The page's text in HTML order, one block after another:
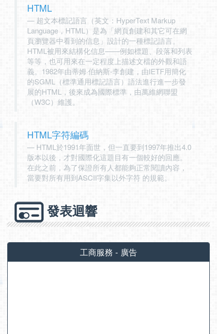
HTML
超文本標記語言（英文：HyperText Markup
Language，HTML）是為「網頁創建和其它可在網
頁瀏覽器中看到的信息」設計的一種標記語言。
HTML被用來結構化信息——例如標題、段落和列表
等等，也可用來在一定程度上描述文檔的外觀和語
義。1982年由蒂姆·伯納斯-李創建，由IETF用簡化
的SGML（標準通用標記語言）語法進行進一步發
展的HTML，後來成為國際標準，由萬維網聯盟
（W3C）維護。
HTML字符編碼
HTML於1991年面世，但一直要到1997年推出4.0
版本以後，才對國際化這題目有一個較好的回應。
在此之前，為了保證所有人都能夠正常閱讀內容，
當要對所有用到ASCII字集以外字符 的規範。
發表迴響
工商服務 - 廣告